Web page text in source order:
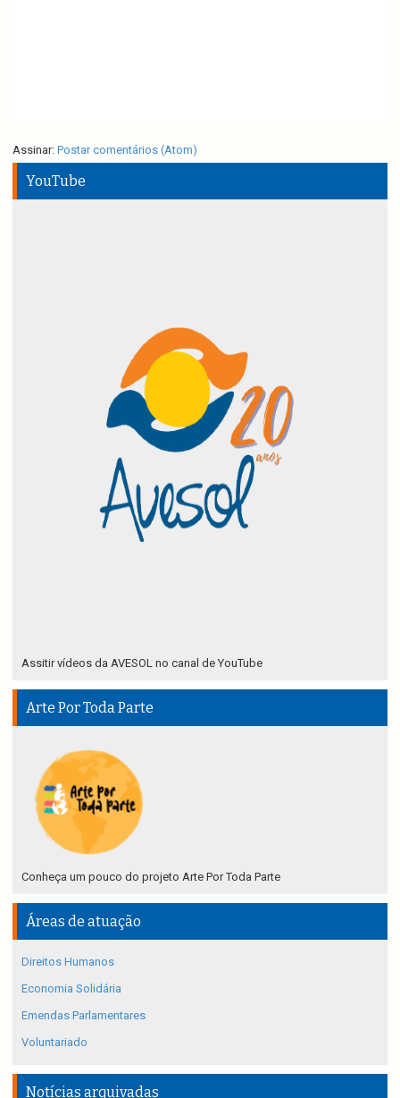
Assinar: Postar comentários (Atom)
YouTube
Assitir vídeos da AVESOL no canal de YouTube
Arte Por Toda Parte
Conheça um pouco do projeto Arte Por Toda Parte
Áreas de atuação
Direitos Humanos
Economia Solidária
Emendas Parlamentares
Voluntariado
Notícias arquivadas